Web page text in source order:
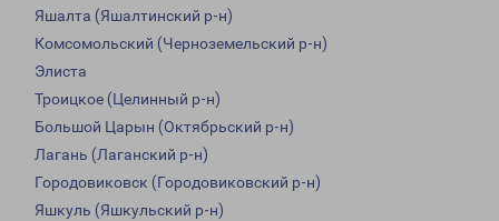
Яшалта (Яшалтинский р-н)
Комсомольский (Черноземельский р-н)
Элиста
Троицкое (Целинный р-н)
Большой Царын (Октябрьский р-н)
Лагань (Лаганский р-н)
Городовиковск (Городовиковский р-н)
Яшкуль (Яшкульский р-н)